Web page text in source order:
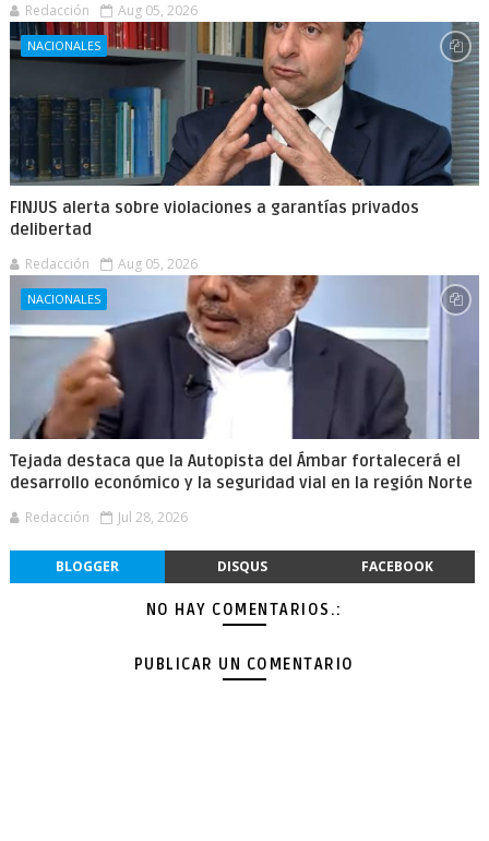
Redacción Aug 05, 2026
NACIONALES
FINJUS alerta sobre violaciones a garantías privados
delibertad
Redacción Aug 05, 2026
NACIONALES
Tejada destaca que la Autopista del Ámbar fortalecerá el
desarrollo económico y la seguridad vial en la región Norte
Redacción Jul 28, 2026
BLOGGER DISQUS FACEBOOK
NO HAY COMENTARIOS.:
PUBLICAR UN COMENTARIO